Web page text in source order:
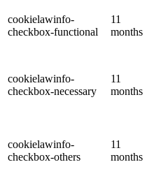
cookielawinfo-
checkbox-functional
11
months
cookielawinfo-
checkbox-necessary
11
months
cookielawinfo-
checkbox-others
11
months